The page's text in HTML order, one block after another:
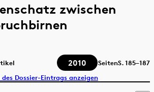
zwischen
2010 SeitenS.185–187
Dossier-Eintrags anzeigen